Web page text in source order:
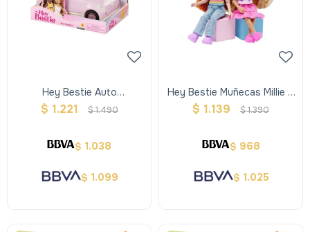
Hey Bestie Auto
Descapotable Rosa
$ 1.221 $1.490
$ 1.038
$ 1.099
Hey Bestie Muñecas Millie Y
Hannah
$ 1.139 $1.390
$ 968
$ 1.025